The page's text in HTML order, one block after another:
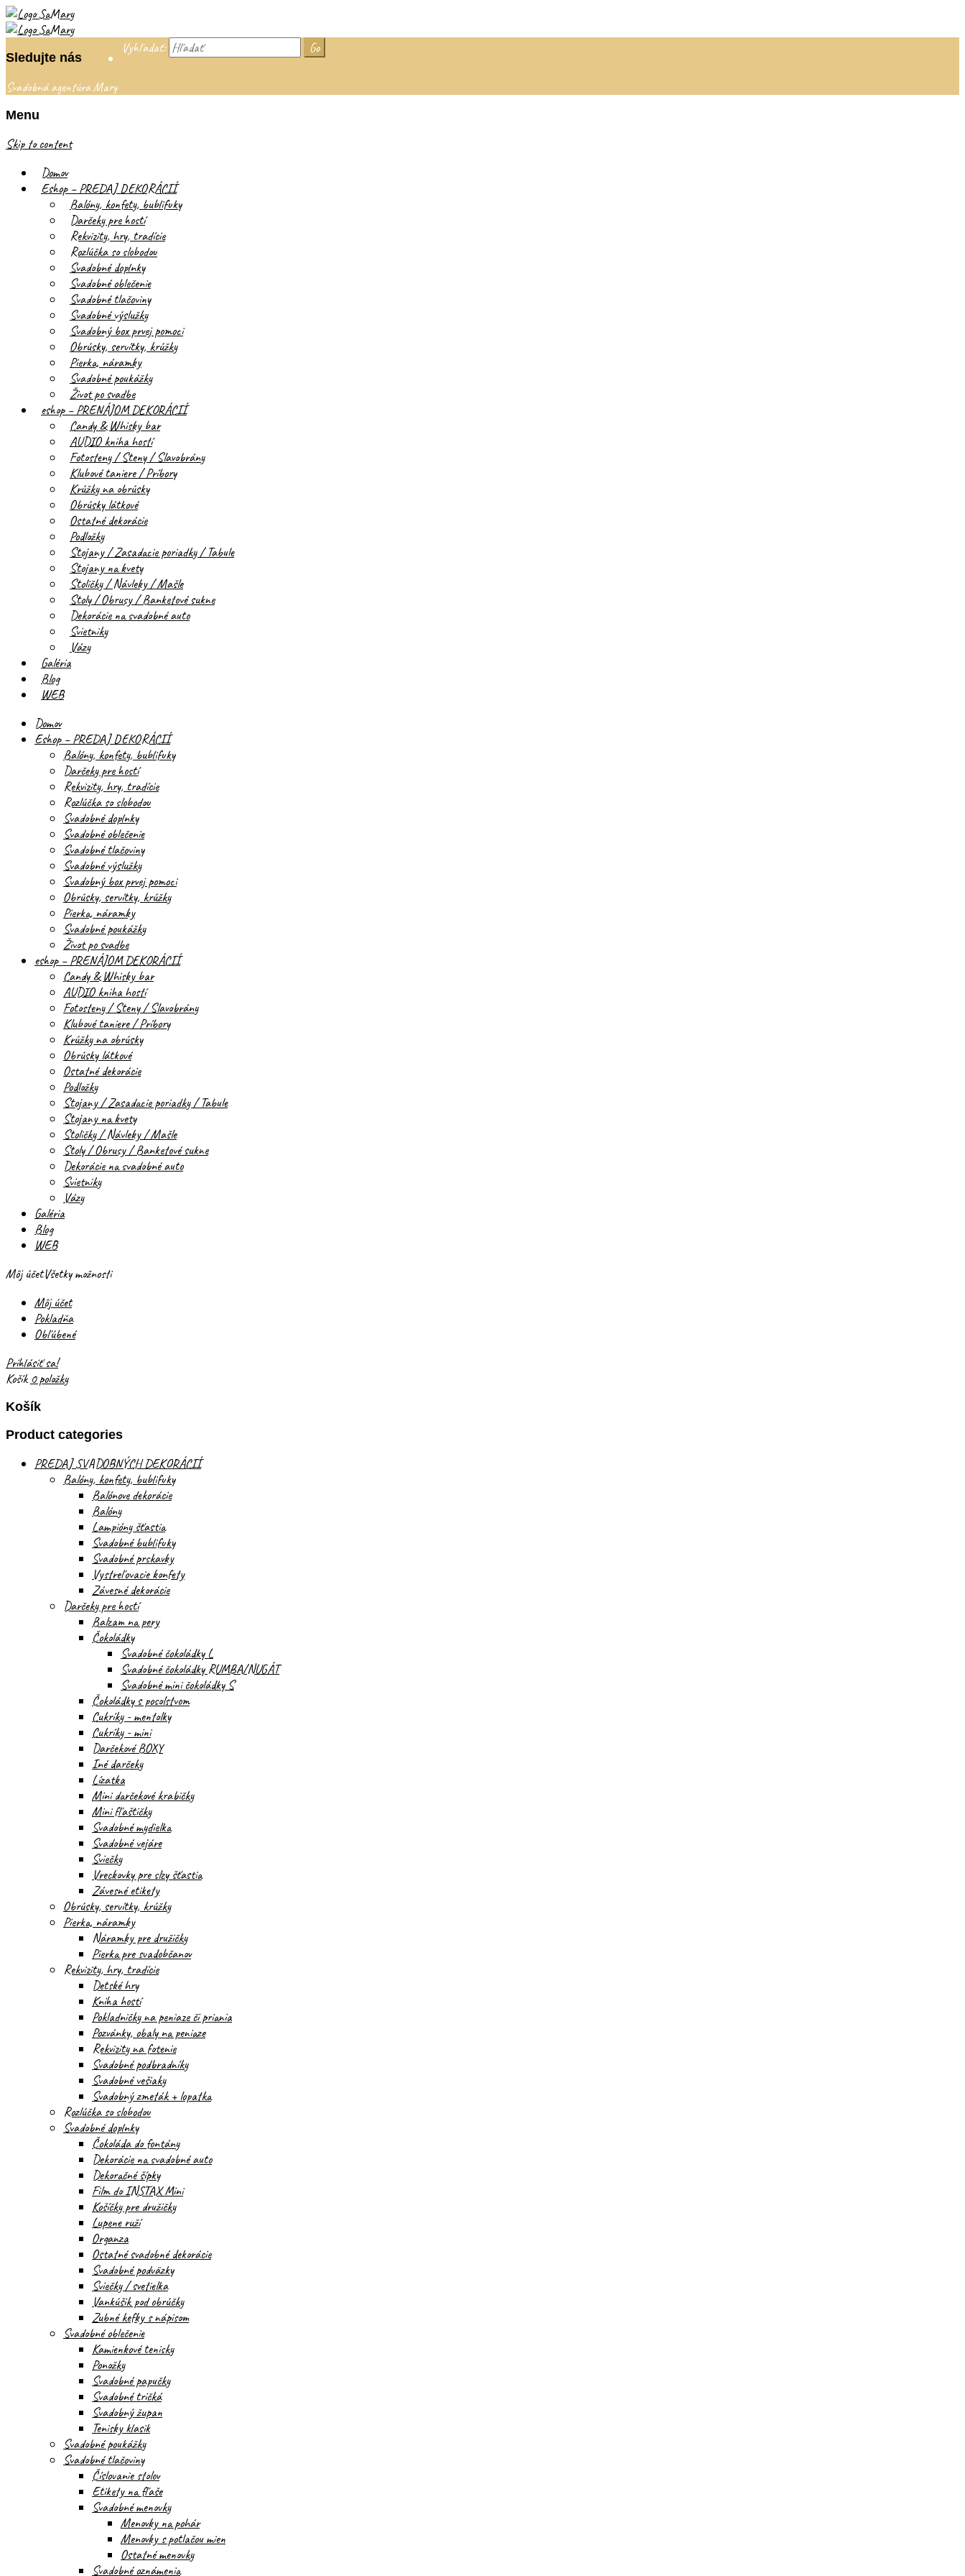
Sledujte nás
Vyhľadať:
Svadobná agentúra Mary
Menu
Skip to content
Domov
Eshop – PREDAJ DEKORÁCIÍ
Balóny, konfety, bublifuky
Darčeky pre hostí
Rekvizity, hry, tradície
Rozlúčka so slobodou
Svadobné doplnky
Svadobné oblečenie
Svadobné tlačoviny
Svadobné výslužky
Svadobný box prvej pomoci
Obrúsky, servítky, krúžky
Pierka, náramky
Svadobné poukážky
Život po svadbe
eshop – PRENÁJOM DEKORÁCIÍ
Candy & Whisky bar
AUDIO kniha hostí
Fotosteny / Steny / Slavobrány
Klubové taniere / Príbory
Krúžky na obrúsky
Obrúsky látkové
Ostatné dekorácie
Podložky
Stojany / Zasadacie poriadky / Tabule
Stojany na kvety
Stoličky / Návleky / Mašle
Stoly / Obrusy / Banketové sukne
Dekorácie na svadobné auto
Svietniky
Vázy
Galéria
Blog
WEB
Domov
Eshop – PREDAJ DEKORÁCIÍ
Balóny, konfety, bublifuky
Darčeky pre hostí
Rekvizity, hry, tradície
Rozlúčka so slobodou
Svadobné doplnky
Svadobné oblečenie
Svadobné tlačoviny
Svadobné výslužky
Svadobný box prvej pomoci
Obrúsky, servítky, krúžky
Pierka, náramky
Svadobné poukážky
Život po svadbe
eshop – PRENÁJOM DEKORÁCIÍ
Candy & Whisky bar
AUDIO kniha hostí
Fotosteny / Steny / Slavobrány
Klubové taniere / Príbory
Krúžky na obrúsky
Obrúsky látkové
Ostatné dekorácie
Podložky
Stojany / Zasadacie poriadky / Tabule
Stojany na kvety
Stoličky / Návleky / Mašle
Stoly / Obrusy / Banketové sukne
Dekorácie na svadobné auto
Svietniky
Vázy
Galéria
Blog
WEB
Môj účetVšetky možnosti
Môj účet
Pokladňa
Obľúbené
Prihlásiť sa!
Košík 0 položky
Košík
Product categories
PREDAJ SVADOBNÝCH DEKORÁCIÍ
Balóny, konfety, bublifuky
Balónove dekorácie
Balóny
Lampióny šťastia
Svadobné bublifuky
Svadobné prskavky
Vystreľovacie konfety
Závesné dekorácie
Darčeky pre hostí
Balzam na pery
Čokoládky
Svadobné čokoládky L
Svadobné čokoládky RUMBA/NUGÁT
Svadobné mini čokoládky S
Čokoládky s posolstvom
Cukríky - mentolky
Cukríky - mini
Darčekové BOXY
Iné darčeky
Lízatka
Mini darčekové krabičky
Mini fľaštičky
Svadobné mydielka
Svadobné vejáre
Sviečky
Vreckovky pre slzy šťastia
Závesné etikety
Obrúsky, servítky, krúžky
Pierka, náramky
Náramky pre družičky
Pierka pre svadobčanov
Rekvizity, hry, tradície
Detské hry
Kniha hostí
Pokladničky na peniaze či priania
Pozvánky, obaly na peniaze
Rekvizity na fotenie
Svadobné podbradníky
Svadobné vešiaky
Svadobný zmeták + lopatka
Rozlúčka so slobodou
Svadobné doplnky
Čokoláda do fontány
Dekorácie na svadobné auto
Dekoračné šípky
Film do INSTAX Mini
Košíčky pre družičky
Lupene ruží
Organza
Ostatné svadobné dekorácie
Svadobné podväzky
Sviečky / svetielka
Vankúšik pod obrúčky
Zubné kefky s nápisom
Svadobné oblečenie
Kamienkové tenisky
Ponožky
Svadobné papučky
Svadobné tričká
Svadobný župan
Tenisky klasik
Svadobné poukážky
Svadobné tlačoviny
Číslovanie stolov
Etikety na fľaše
Svadobné menovky
Menovky na pohár
Menovky s potlačou mien
Ostatné menovky
Svadobné oznámenia